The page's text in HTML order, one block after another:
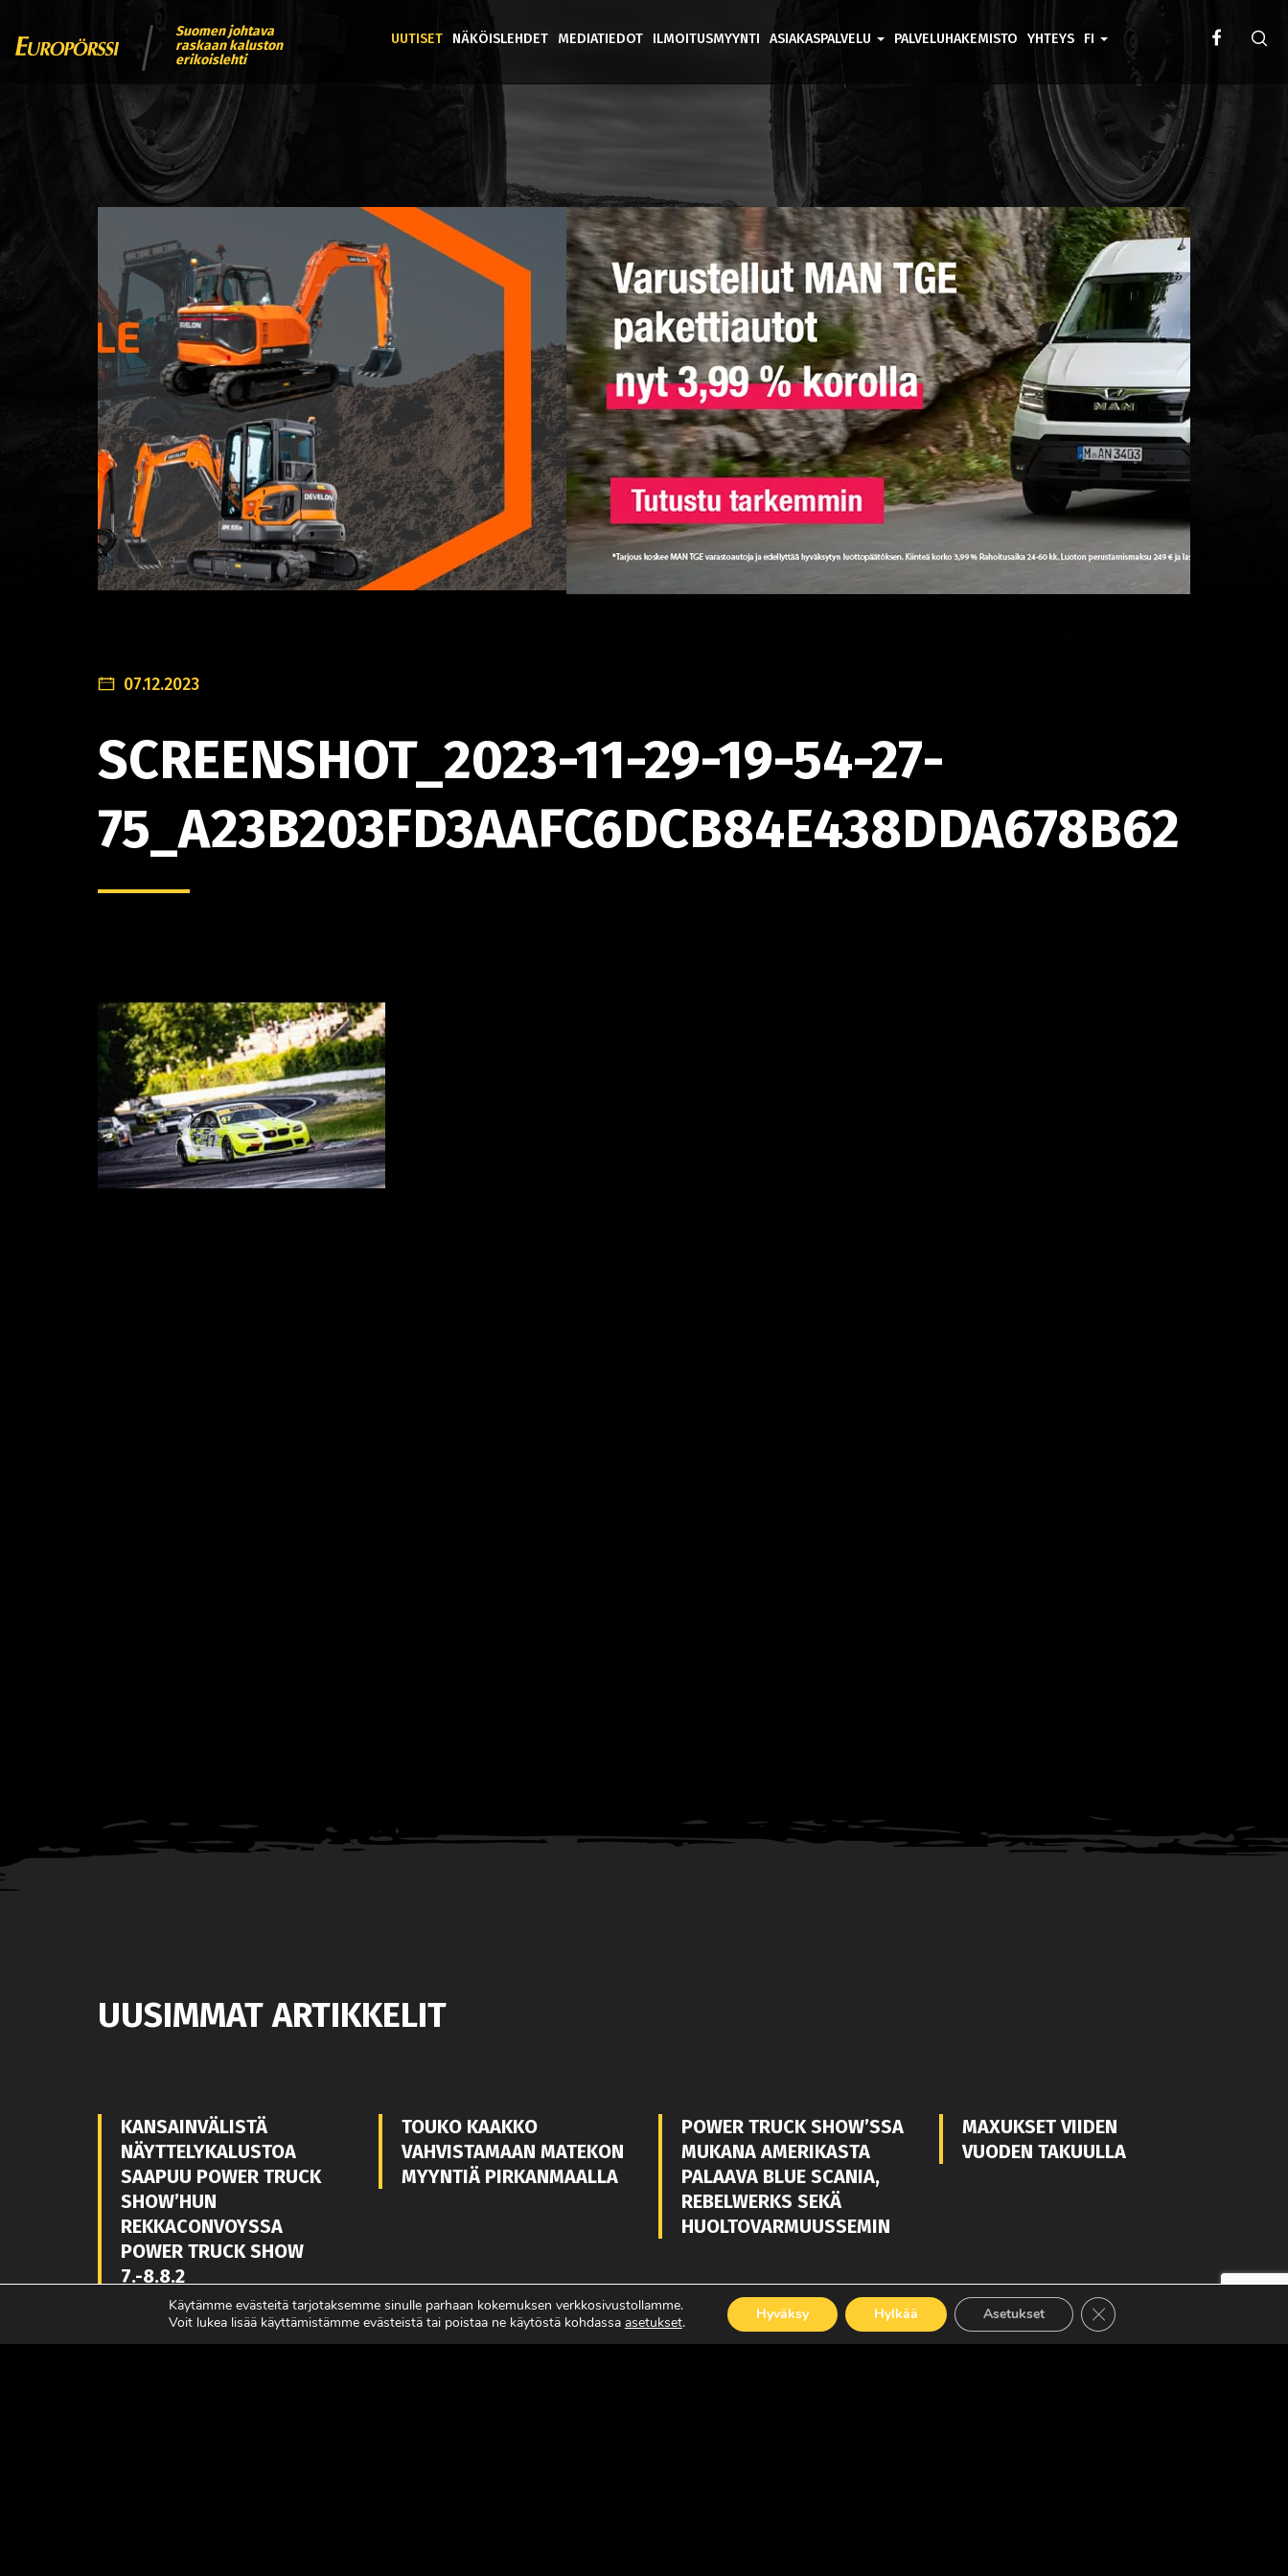
Suomen johtava
raskaan kaluston
erikoislehti
UUTISET NÄKÖISLEHDET MEDIATIEDOT ILMOITUSMYYNTI ASIAKASPALVELU PALVELUHAKEMISTO YHTEYS FI
07.12.2023
SCREENSHOT_2023-11-29-19-54-27-
75_A23B203FD3AAFC6DCB84E438DDA678B62
UUSIMMAT ARTIKKELIT
KANSAINVÄLISTÄ
NÄYTTELYKALUSTOA
SAAPUU POWER TRUCK
SHOW’HUN
REKKACONVOYSSA
POWER TRUCK SHOW
7.-8.8.2
LUE LISÄÄ
TOUKO KAAKKO
VAHVISTAMAAN MATEKON
MYYNTIÄ PIRKANMAALLA
LUE LISÄÄ
POWER TRUCK SHOW’SSA
MUKANA AMERIKASTA
PALAAVA BLUE SCANIA,
REBELWERKS SEKÄ
HUOLTOVARMUUSSEMIN
LUE LISÄÄ
MAXUKSET VIIDEN
VUODEN TAKUULLA
LUE LISÄÄ
Käytämme evästeitä tarjotaksemme sinulle parhaan kokemuksen verkkosivustollamme.
Voit lukea lisää käyttämistämme evästeistä tai poistaa ne käytöstä kohdassa asetukset. Hyväksy Hylkää Asetukset Sulje evästebanneri